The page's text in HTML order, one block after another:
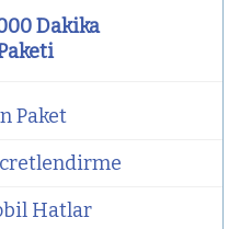
Dakika
Paket
Hatlar